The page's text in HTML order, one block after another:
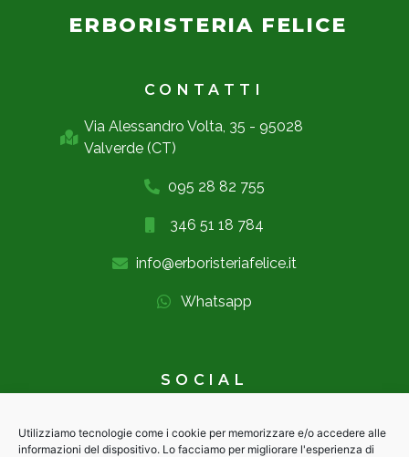
Utilizziamo tecnologie come i cookie per memorizzare e/o accedere alle
informazioni del dispositivo. Lo facciamo per migliorare l'esperienza di
ERBORISTERIA FELICE
CONTATTI
Via Alessandro Volta, 35 - 95028
Valverde (CT)
095 28 82 755
346 51 18 784
info@erboristeriafelice.it
Whatsapp
SOCIAL